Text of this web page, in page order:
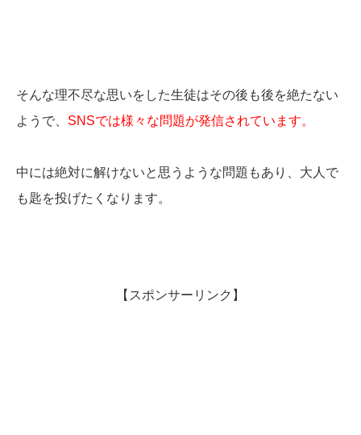
そんな理不尽な思いをした生徒はその後も後を絶たない
ようで、 SNSでは様々な問題が発信されています。
中には絶対に解けないと思うような問題もあり、大人で
も匙を投げたくなります。
【スポンサーリンク】